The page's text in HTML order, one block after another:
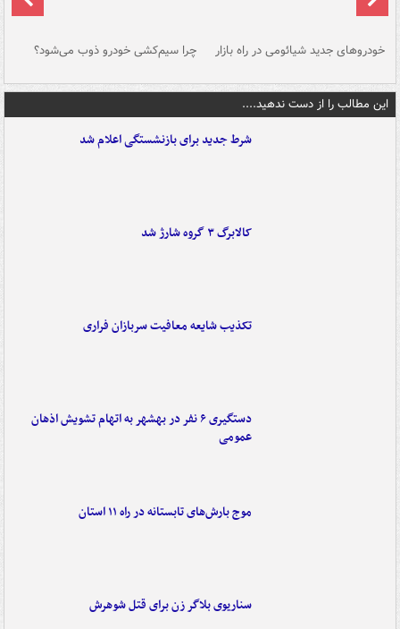
خودروهای جدید شیائومی در راه بازار چرا سیم‌کشی خودرو ذوب می‌شود؟
این مطالب را از دست ندهید....
شرط جدید برای بازنشستگی اعلام شد
کالابرگ ۳ گروه شارژ شد
تکذیب شایعه معافیت سربازان فراری
دستگیری ۶ نفر در بهشهر به اتهام تشویش اذهان
عمومی
موج بارش‌های تابستانه در راه ۱۱ استان
سناریوی بلاگر زن برای قتل شوهرش